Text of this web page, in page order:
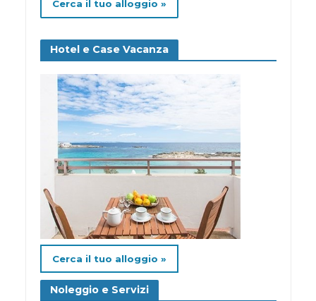
Cerca il tuo alloggio »
Hotel e Case Vacanza
Cerca il tuo alloggio »
Noleggio e Servizi